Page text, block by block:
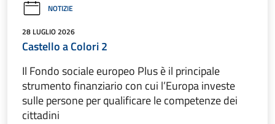
NOTIZIE
28 LUGLIO 2026
Castello a Colori 2
Il Fondo sociale europeo Plus è il principale
strumento finanziario con cui l’Europa investe
sulle persone per qualificare le competenze dei
cittadini